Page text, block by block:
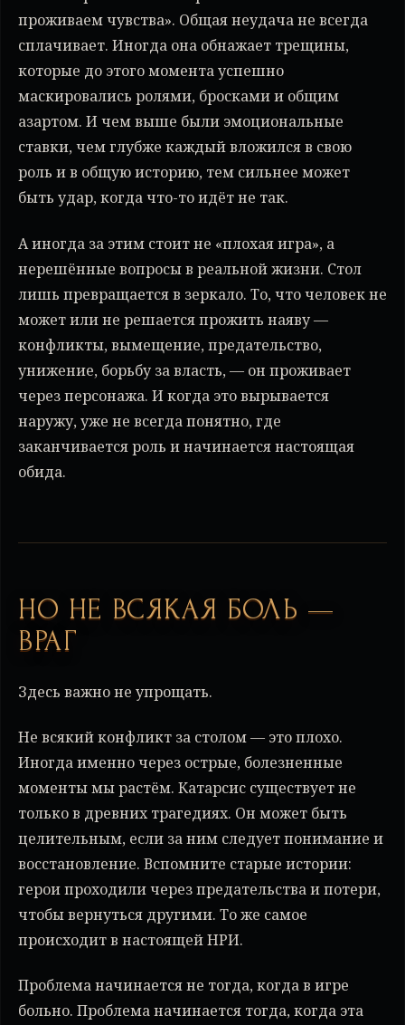
проживаем чувства». Общая неудача не всегда
сплачивает. Иногда она обнажает трещины,
которые до этого момента успешно
маскировались ролями, бросками и общим
азартом. И чем выше были эмоциональные
ставки, чем глубже каждый вложился в свою
роль и в общую историю, тем сильнее может
быть удар, когда что-то идёт не так.
А иногда за этим стоит не «плохая игра», а
нерешённые вопросы в реальной жизни. Стол
лишь превращается в зеркало. То, что человек не
может или не решается прожить наяву —
конфликты, вымещение, предательство,
унижение, борьбу за власть, — он проживает
через персонажа. И когда это вырывается
наружу, уже не всегда понятно, где
заканчивается роль и начинается настоящая
обида.
НО НЕ ВСЯКАЯ БОЛЬ —
ВРАГ
Здесь важно не упрощать.
Не всякий конфликт за столом — это плохо.
Иногда именно через острые, болезненные
моменты мы растём. Катарсис существует не
только в древних трагедиях. Он может быть
целительным, если за ним следует понимание и
восстановление. Вспомните старые истории:
герои проходили через предательства и потери,
чтобы вернуться другими. То же самое
происходит в настоящей НРИ.
Проблема начинается не тогда, когда в игре
больно. Проблема начинается тогда, когда эта